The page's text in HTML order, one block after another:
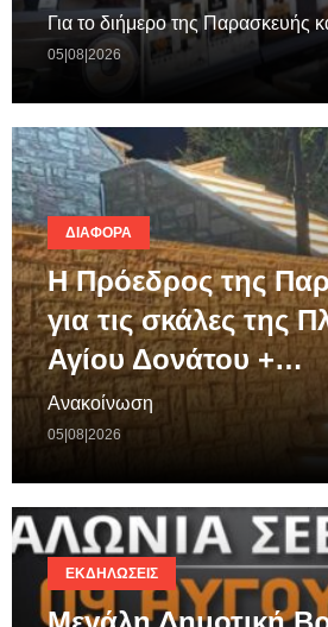
Για το διήμερο της Παρασκευής
05|08|2026
ΔΙΆΦΟΡΑ
Η Πρόεδρος της
για τις σκάλες της
Αγίου Δονάτου +…
Ανακοίνωση
05|08|2026
ΕΚΔΗΛΏΣΕΙΣ